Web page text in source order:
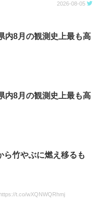
2026-08-05
内8月の観測史上最も高
内8月の観測史上最も高
ら竹やぶに燃え移るも
t.co/wXQNWQRhmj